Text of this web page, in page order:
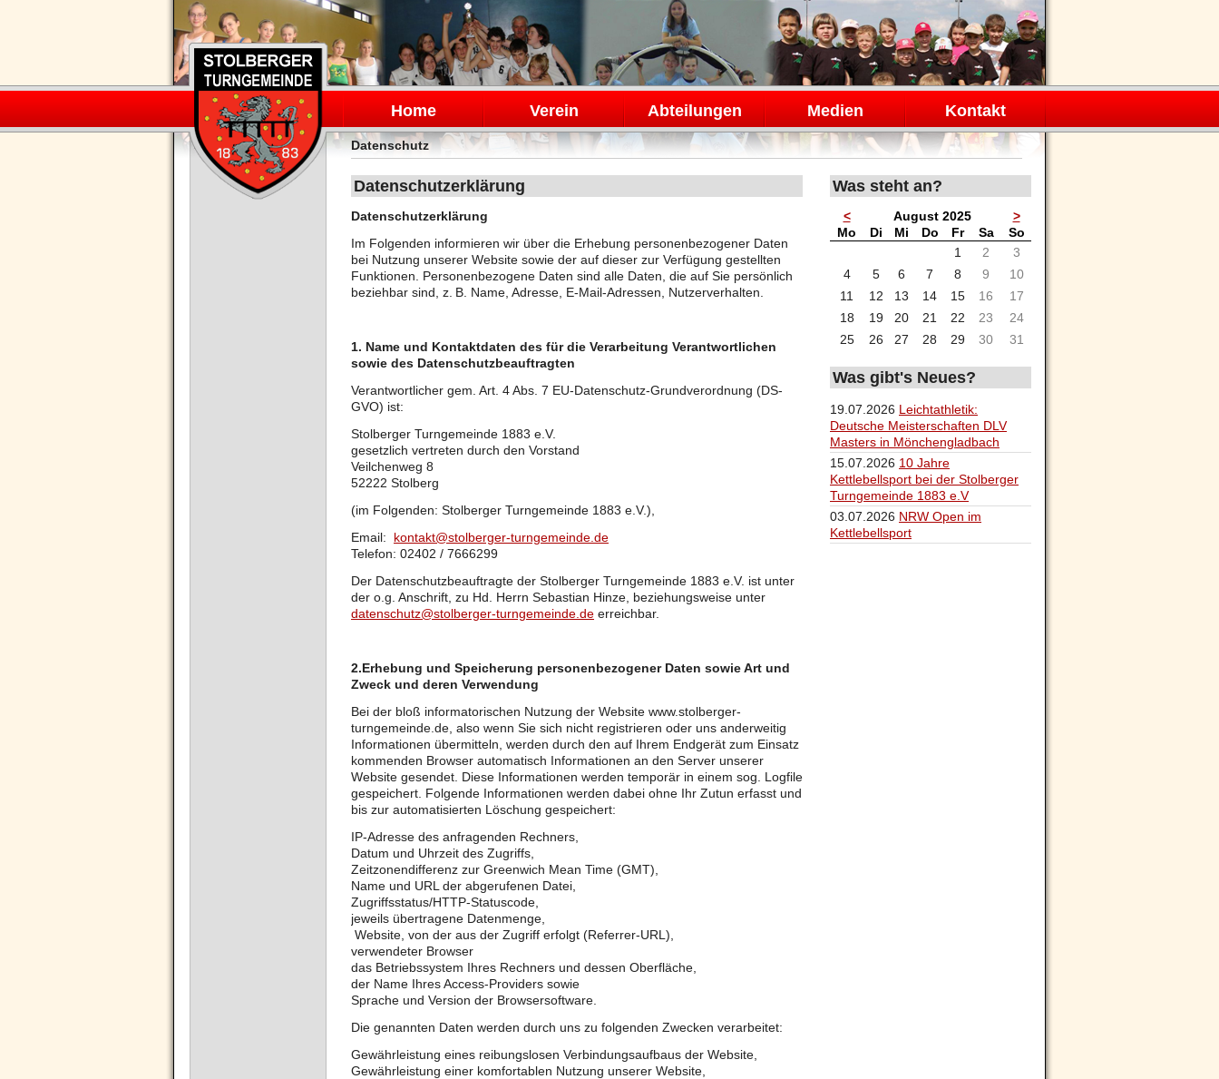
Navigation
überspringen
Home Verein Abteilungen Medien Kontakt
Datenschutz
Datenschutzerklärung
Datenschutzerklärung
Im Folgenden informieren wir über die Erhebung personenbezogener Daten
bei Nutzung unserer Website sowie der auf dieser zur Verfügung gestellten
Funktionen. Personenbezogene Daten sind alle Daten, die auf Sie persönlich
beziehbar sind, z. B. Name, Adresse, E-Mail-Adressen, Nutzerverhalten.
1. Name und Kontaktdaten des für die Verarbeitung Verantwortlichen
sowie des Datenschutzbeauftragten
Verantwortlicher gem. Art. 4 Abs. 7 EU-Datenschutz-Grundverordnung (DS-
GVO) ist:
Stolberger Turngemeinde 1883 e.V.
gesetzlich vertreten durch den Vorstand
Veilchenweg 8
52222 Stolberg
(im Folgenden: Stolberger Turngemeinde 1883 e.V.),
Email: kontakt@stolberger-turngemeinde.de
Telefon: 02402 / 7666299
Der Datenschutzbeauftragte der Stolberger Turngemeinde 1883 e.V. ist unter
der o.g. Anschrift, zu Hd. Herrn Sebastian Hinze, beziehungsweise unter
datenschutz@stolberger-turngemeinde.de erreichbar.
2.Erhebung und Speicherung personenbezogener Daten sowie Art und
Zweck und deren Verwendung
Bei der bloß informatorischen Nutzung der Website www.stolberger-
turngemeinde.de, also wenn Sie sich nicht registrieren oder uns anderweitig
Informationen übermitteln, werden durch den auf Ihrem Endgerät zum Einsatz
kommenden Browser automatisch Informationen an den Server unserer
Website gesendet. Diese Informationen werden temporär in einem sog. Logfile
gespeichert. Folgende Informationen werden dabei ohne Ihr Zutun erfasst und
bis zur automatisierten Löschung gespeichert:
IP-Adresse des anfragenden Rechners,
Datum und Uhrzeit des Zugriffs,
Zeitzonendifferenz zur Greenwich Mean Time (GMT),
Name und URL der abgerufenen Datei,
Zugriffsstatus/HTTP-Statuscode,
jeweils übertragene Datenmenge,
Website, von der aus der Zugriff erfolgt (Referrer-URL),
verwendeter Browser
das Betriebssystem Ihres Rechners und dessen Oberfläche,
der Name Ihres Access-Providers sowie
Sprache und Version der Browsersoftware.
Die genannten Daten werden durch uns zu folgenden Zwecken verarbeitet:
Gewährleistung eines reibungslosen Verbindungsaufbaus der Website,
Gewährleistung einer komfortablen Nutzung unserer Website,
Was steht an?
< August 2025
>
Mo ntag
Di enstag
Mi ttwoch
Donnerstag
Freitag
Samstag
Sonntag
1
2
3
4
5 6 7 8 9
10
11
12 13 14 15 16
17
18
19 20 21 22 23
24
25
26 27 28 29 30 31
Was gibt's Neues?
19.07.2026 Leichtathletik:
Deutsche Meisterschaften DLV
Masters in Mönchengladbach
15.07.2026 10 Jahre
Kettlebellsport bei der Stolberger
Turngemeinde 1883 e.V
03.07.2026 NRW Open im
Kettlebellsport